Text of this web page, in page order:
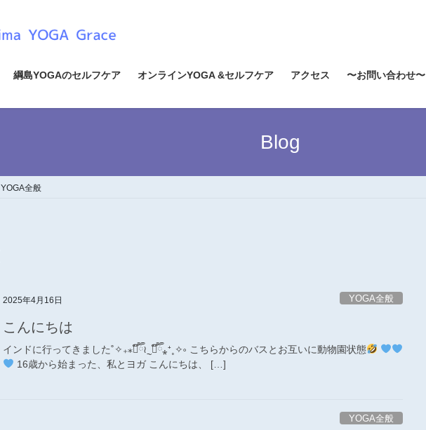
綱島YOGAのセルフケア オンラインYOGA &セルフケア アクセス 〜お問い合わせ〜
Blog
YOGA全般
2025年4月16日 YOGA全般
こんにちは
インドに行ってきました˚✧₊⁎❝᷀ົཽ≀ˍ̮ ❝᷀ົཽ⁎⁺˳✧༚ こちらからのバスとお互いに動物園状態
16歳から始まった、私とヨガ こんにちは、 […]
YOGA全般